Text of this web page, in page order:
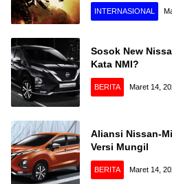
INTERNASIONAL
Sosok New
Kata NMI?
BERITA Maret 14,
Aliansi Nissan-
Versi Mungil
BERITA Maret 14,